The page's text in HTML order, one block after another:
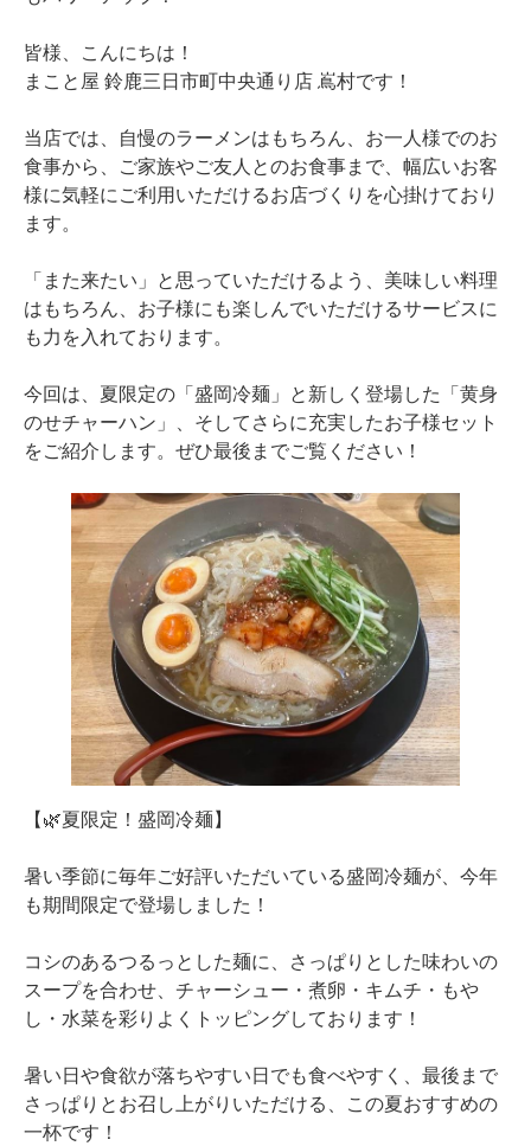
皆様、こんにちは！
まこと屋 鈴鹿三日市町中央通り店 嶌村です！
当店では、自慢のラーメンはもちろん、お一人様でのお
食事から、ご家族やご友人とのお食事まで、幅広いお客
様に気軽にご利用いただけるお店づくりを心掛けており
ます。
「また来たい」と思っていただけるよう、美味しい料理
はもちろん、お子様にも楽しんでいただけるサービスに
も力を入れております。
今回は、夏限定の「盛岡冷麺」と新しく登場した「黄身
のせチャーハン」、そしてさらに充実したお子様セット
をご紹介します。ぜひ最後までご覧ください！
【🌿夏限定！盛岡冷麺】
暑い季節に毎年ご好評いただいている盛岡冷麺が、今年
も期間限定で登場しました！
コシのあるつるっとした麺に、さっぱりとした味わいの
スープを合わせ、チャーシュー・煮卵・キムチ・もや
し・水菜を彩りよくトッピングしております！
暑い日や食欲が落ちやすい日でも食べやすく、最後まで
さっぱりとお召し上がりいただける、この夏おすすめの
一杯です！